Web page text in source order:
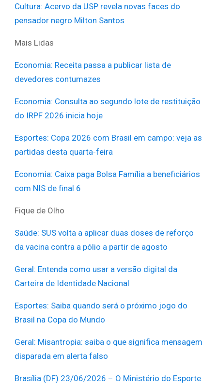
Cultura: Acervo da USP revela novas faces do
pensador negro Milton Santos
Mais Lidas
Economia: Receita passa a publicar lista de
devedores contumazes
Economia: Consulta ao segundo lote de restituição
do IRPF 2026 inicia hoje
Esportes: Copa 2026 com Brasil em campo: veja as
partidas desta quarta-feira
Economia: Caixa paga Bolsa Família a beneficiários
com NIS de final 6
Fique de Olho
Saúde: SUS volta a aplicar duas doses de reforço
da vacina contra a pólio a partir de agosto
Geral: Entenda como usar a versão digital da
Carteira de Identidade Nacional
Esportes: Saiba quando será o próximo jogo do
Brasil na Copa do Mundo
Geral: Misantropia: saiba o que significa mensagem
disparada em alerta falso
Brasília (DF) 23/06/2026 – O Ministério do Esporte